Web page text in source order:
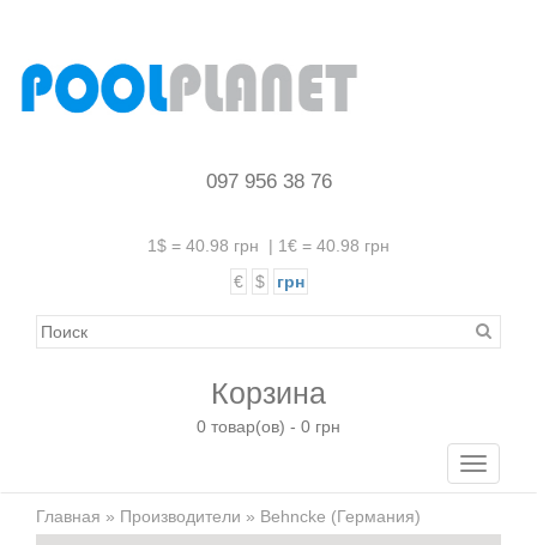
097 956 38 76
1$ = 40.98 грн | 1€ = 40.98 грн
€
$ грн
Корзина
0 товар(ов) - 0 грн
Toggle
Главная » Производители » Behncke (Германия)